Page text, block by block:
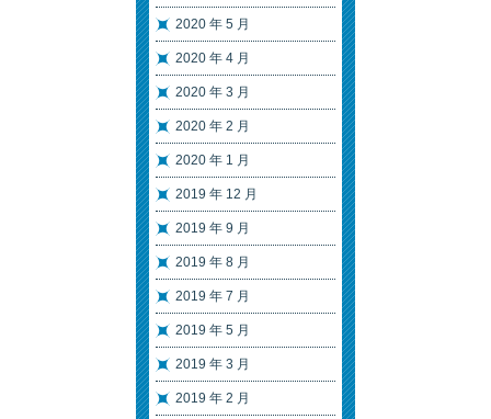
2020 年 5 月
2020 年 4 月
2020 年 3 月
2020 年 2 月
2020 年 1 月
2019 年 12 月
2019 年 9 月
2019 年 8 月
2019 年 7 月
2019 年 5 月
2019 年 3 月
2019 年 2 月